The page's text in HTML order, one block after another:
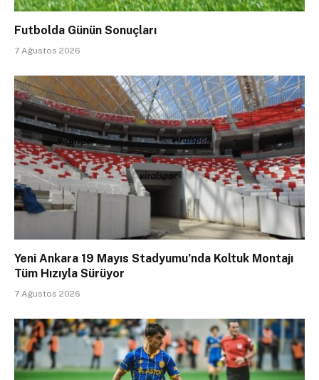
Futbolda Günün Sonuçları
7 Ağustos 2026
Yeni Ankara 19 Mayıs Stadyumu’nda Koltuk Montajı
Tüm Hızıyla Sürüyor
7 Ağustos 2026